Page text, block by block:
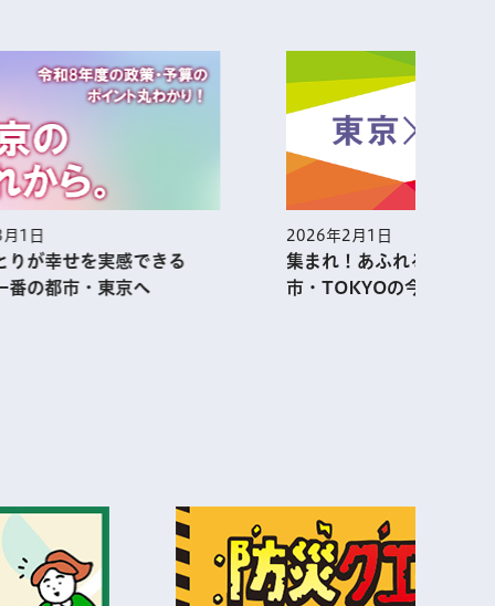
きる
集まれ！あふれる熱気 アニメ都
市・TOKYOの今を大解剖!!